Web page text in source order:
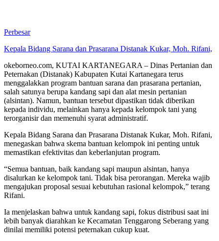
Perbesar
Kepala Bidang Sarana dan Prasarana Distanak Kukar, Moh. Rifani,
okeborneo.com, KUTAI KARTANEGARA – Dinas Pertanian dan
Peternakan (Distanak) Kabupaten Kutai Kartanegara terus
menggalakkan program bantuan sarana dan prasarana pertanian,
salah satunya berupa kandang sapi dan alat mesin pertanian
(alsintan). Namun, bantuan tersebut dipastikan tidak diberikan
kepada individu, melainkan hanya kepada kelompok tani yang
terorganisir dan memenuhi syarat administratif.
Kepala Bidang Sarana dan Prasarana Distanak Kukar, Moh. Rifani,
menegaskan bahwa skema bantuan kelompok ini penting untuk
memastikan efektivitas dan keberlanjutan program.
“Semua bantuan, baik kandang sapi maupun alsintan, hanya
disalurkan ke kelompok tani. Tidak bisa perorangan. Mereka wajib
mengajukan proposal sesuai kebutuhan rasional kelompok,” terang
Rifani.
Ia menjelaskan bahwa untuk kandang sapi, fokus distribusi saat ini
lebih banyak diarahkan ke Kecamatan Tenggarong Seberang yang
dinilai memiliki potensi peternakan cukup kuat.